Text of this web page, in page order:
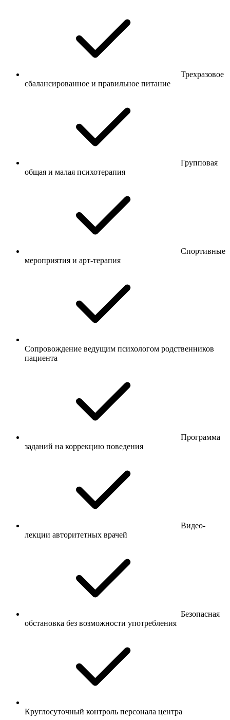
Трехразовое
сбалансированное и правильное питание
Групповая
общая и малая психотерапия
Спортивные
мероприятия и арт-терапия
Сопровождение ведущим психологом родственников
пациента
Программа
заданий на коррекцию поведения
Видео-
лекции авторитетных врачей
Безопасная
обстановка без возможности употребления
Круглосуточный контроль персонала центра